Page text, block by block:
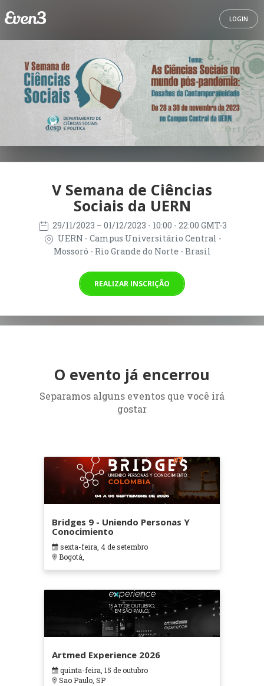
LOGIN
V Semana de Ciências
Sociais da UERN
29/11/2023 – 01/12/2023 - 10:00 - 22:00 GMT-3
UERN - Campus Universitário Central -
Mossoró - Rio Grande do Norte - Brasil
REALIZAR INSCRIÇÃO
O evento já encerrou
Separamos alguns eventos que você irá
gostar
Bridges 9 - Uniendo Personas Y
Conocimiento
sexta-feira, 4 de setembro
Bogotá,
Artmed Experience 2026
quinta-feira, 15 de outubro
Sao Paulo, SP